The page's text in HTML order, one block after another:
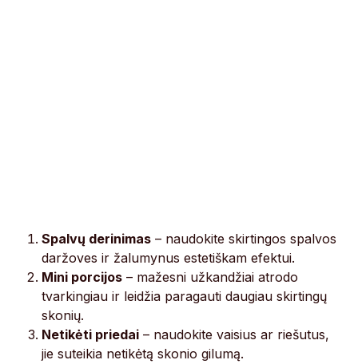
Spalvų derinimas – naudokite skirtingos spalvos
daržoves ir žalumynus estetiškam efektui.
Mini porcijos – mažesni užkandžiai atrodo
tvarkingiau ir leidžia paragauti daugiau skirtingų
skonių.
Netikėti priedai – naudokite vaisius ar riešutus,
jie suteikia netikėtą skonio gilumą.